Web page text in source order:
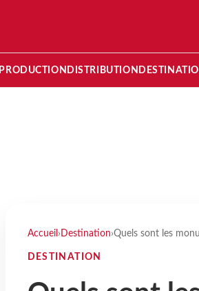
PRODUCTION DISTRIBUTION
Accueil › Destination›Quels sont les
DESTINATION